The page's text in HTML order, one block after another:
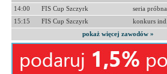
14:00
FIS Cup Szczyrk
seria próbna
15:15
FIS Cup Szczyrk
konkurs ind.
pokaż więcej zawodów »